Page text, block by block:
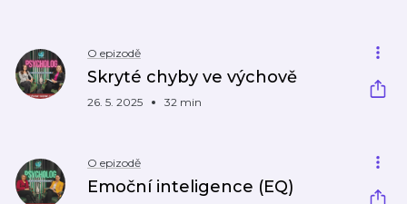
O epizodě
Skryté chyby ve výchově
26. 5. 2025 32 min
O epizodě
Emoční inteligence (EQ)